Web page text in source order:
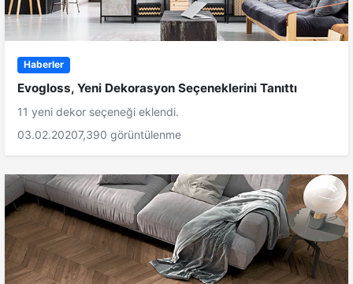
Haberler
Evogloss, Yeni Dekorasyon Seçeneklerini Tanıttı
11 yeni dekor seçeneği eklendi.
03.02.20207,390 görüntülenme